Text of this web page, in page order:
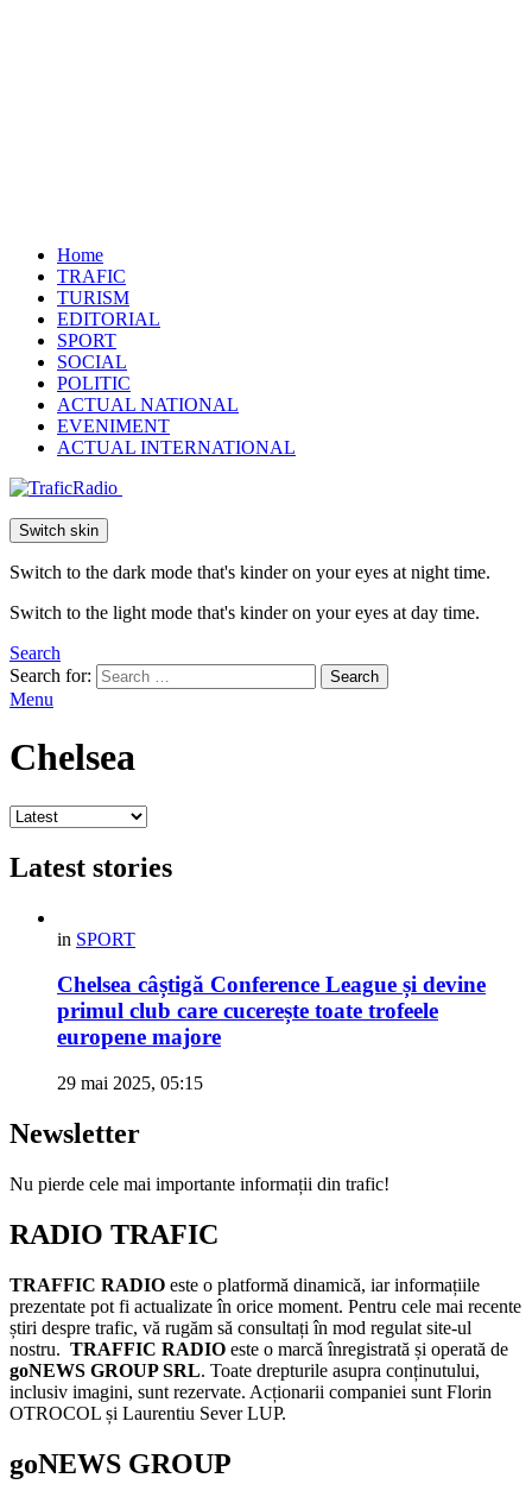
Home
TRAFIC
TURISM
EDITORIAL
SPORT
SOCIAL
POLITIC
ACTUAL NATIONAL
EVENIMENT
ACTUAL INTERNATIONAL
Switch skin
Switch to the dark mode that's kinder on your eyes at night time.
Switch to the light mode that's kinder on your eyes at day time.
Search
Search for:
Search
Menu
Chelsea
Latest stories
in SPORT
Chelsea câștigă Conference League și devine
primul club care cucerește toate trofeele
europene majore
29 mai 2025, 05:15
Newsletter
Nu pierde cele mai importante informații din trafic!
RADIO TRAFIC
TRAFFIC RADIO este o platformă dinamică, iar informațiile
prezentate pot fi actualizate în orice moment. Pentru cele mai recente
știri despre trafic, vă rugăm să consultați în mod regulat site-ul
nostru. TRAFFIC RADIO este o marcă înregistrată și operată de
goNEWS GROUP SRL. Toate drepturile asupra conținutului,
inclusiv imagini, sunt rezervate. Acționarii companiei sunt Florin
OTROCOL și Laurentiu Sever LUP.
goNEWS GROUP